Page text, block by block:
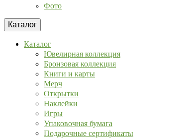
Фото
Каталог
Каталог
Ювелирная коллекция
Бронзовая коллекция
Книги и карты
Мерч
Открытки
Наклейки
Игры
Упаковочная бумага
Подарочные сертификаты